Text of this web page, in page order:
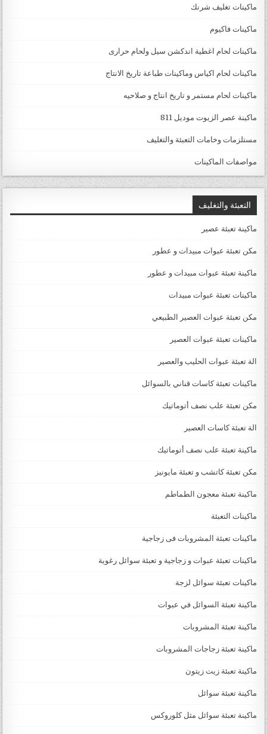
ماكينات تغليف شرنك
ماكينات فاكيوم
ماكينات لحام اغطية اندكشن سيل ولحام حرارى
ماكينات لحام اكياس وماكينات طباعة تاريخ الانتاج
ماكينات لحام مستمر و تاريخ انتاج و صلاحيه
ماكينة عصر الزيوت موديل 811
مستلزمات وخامات التعبئة والتغليف
مواصفات الماكينات
التعبئة والتغليف
ماكينة تعبئة عصير
مكن تعبئة عبوات مبيدات و عطور
ماكينة تعبئة عبوات مبيدات و عطور
ماكينات تعبئة عبوات مبيدات
مكن تعبئة عبوات العصير الطبيعي
ماكينات تعبئة عبوات العصير
الة تعبئة عبوات الحليب والعصير
ماكينات تعبئة كاسات قناني بالسوائل
مكن تعبئة علب نصف أتوماتيك
الة تعبئة كاسات العصير
ماكينة تعبئة علب نصف أتوماتيك
مكن تعبئة كاتشب و تعبئة مايونيز
ماكينة تعبئة معجون الطماطم
ماكينات التعبئة
ماكينات تعبئة المشروبات فى زجاجية
ماكينات تعبئة عبوات و زجاجية و تعبئة سوائل رغوية
ماكينات تعبئة سوائل لزجة
‏‏‏ماكينة تعبئة السوائل في عبوات
ماكينة تعبئة المشروبات
ماكينة تعبئة زجاجات المشروبات
ماكينة تعبئة زيت زيتون
ماكينة تعبئة سوائل
ماكينة تعبئة سوائل مثل كلوروكس